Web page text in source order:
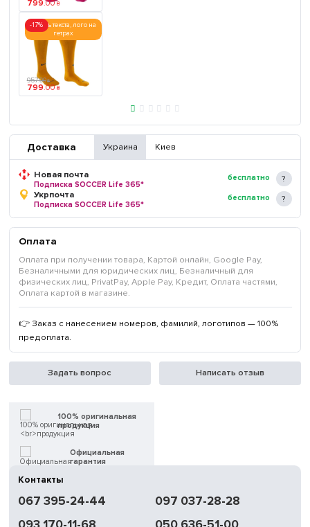
799.00 ₴
печать текста, лого на
гетрах
-17%
957.00 ₴
799.00 ₴
Доставка Украина Киев
Новая почта
Подписка SOCCER Life 365*
бесплатно
Укрпочта
Подписка SOCCER Life 365*
бесплатно
Оплата
Оплата при получении товара, Картой онлайн, Google Pay,
Безналичными для юридических лиц, Безналичный для
физических лиц, PrivatPay, Apple Pay, Кредит, Оплата частями,
Оплата картой в магазине.
👉 Заказ с нанесением номеров, фамилий, логотипов — 100%
предоплата.
Задать вопрос Написать отзыв
100% оригинальная
продукция
Официальная
гарантия
доставка
Контакты
067 395-24-44
097 037-28-28